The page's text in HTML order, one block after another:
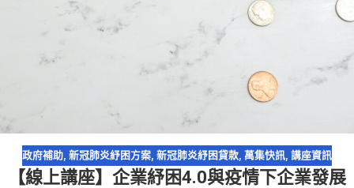
政府補助, 新冠肺炎紓困方案, 新冠肺炎紓困貸款, 萬集快訊, 講座資訊
【線上講座】企業紓困4.0與疫情下企業發展